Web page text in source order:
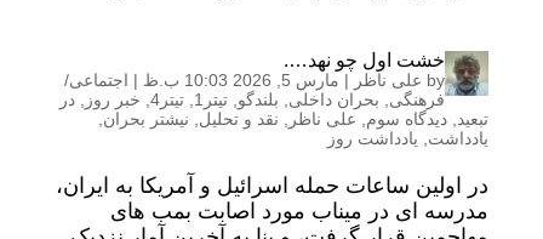
خشت اول چو نهد….
by علی ناظر | مارس 5, 2026 10:03 ب.ظ | اجتماعی/
فرهنگی
بحران داخلی بلندگو تیتر1 تیتر4 , خبر روز
در
تبعید
دیدگاه سوم علی ناظر نقد و تحلیل نیشتر بحران
یادداشت
یادداشت روز
در اولین ساعات حمله اسرائیل و آمریکا به ایران،
مدرسه ای در میناب مورد اصابت بمب های